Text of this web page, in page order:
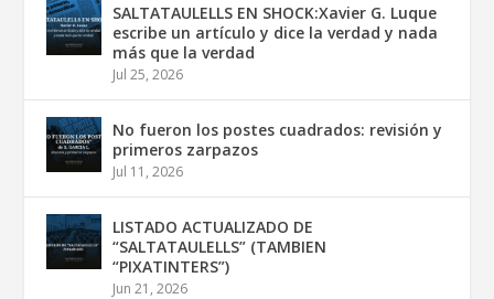
SALTATAULELLS EN SHOCK:Xavier G. Luque
escribe un artículo y dice la verdad y nada
más que la verdad
Jul 25, 2026
No fueron los postes cuadrados: revisión y
primeros zarpazos
Jul 11, 2026
LISTADO ACTUALIZADO DE
“SALTATAULELLS” (TAMBIEN
“PIXATINTERS”)
Jun 21, 2026